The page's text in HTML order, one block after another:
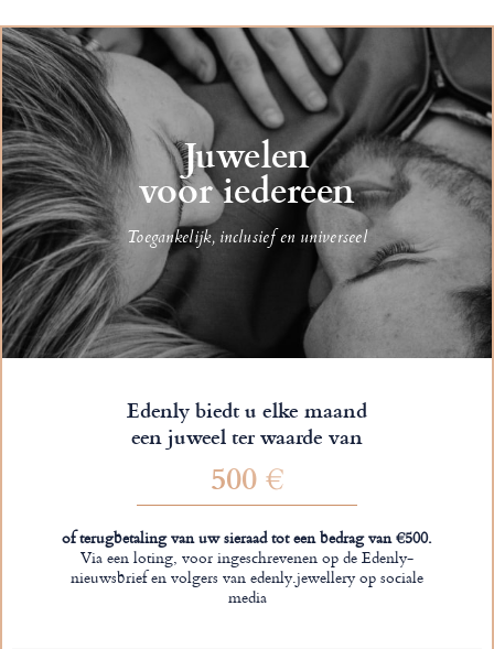
Juwelen
voor iedereen
Toegankelijk, inclusief en universeel
Edenly biedt u elke maand
een juweel ter waarde van
500 €
of terugbetaling van uw sieraad tot een bedrag van €500.
Via een loting, voor ingeschrevenen op de Edenly-
nieuwsbrief en volgers van edenly.jewellery op sociale
media